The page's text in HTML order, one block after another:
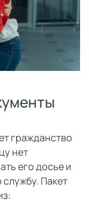
гражданство
нет
его досье и
Пакет